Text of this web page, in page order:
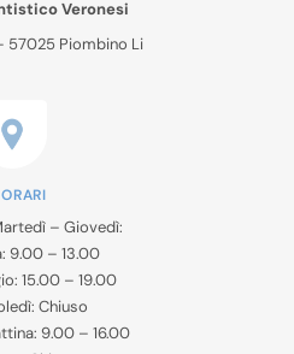
Veronesi
57025 Piombino Li
ORARI
– Giovedì:
9.00 – 13.00
15.00 – 19.00
Chiuso
9.00 – 16.00